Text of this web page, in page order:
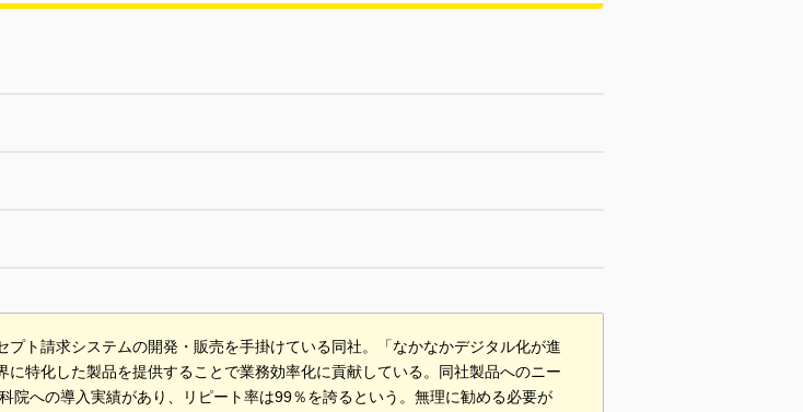
プト請求システムの開発・販売を手掛けている同社。「なかなかデジタル化が進
に特化した製品を提供することで業務効率化に貢献している。同社製品へのニー
院への導入実績があり、リピート率は99％を誇るという。無理に勧める必要が